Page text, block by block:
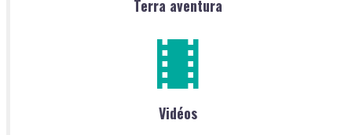
Terra aventura
Vidéos